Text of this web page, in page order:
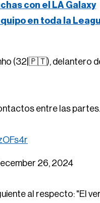
con el LA Galaxy
en toda la
(32|🇵🇹), delantero
entre las
26, 2024
al respecto: "El